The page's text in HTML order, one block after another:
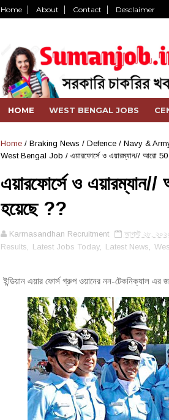
Home About Contact Desclaimer
HOME WEST BENGAL JOBS
Home/ Braking News / Defence / Navy &
West Bengal Job / এয়ারফোর্সে ও এয়ারম্যান// আরো 50
এয়ারফোর্সে ও
হয়েছে ??
Karmasandhan Recruitment আগস্ট ২৮,
Results, Latest Jobs Today, Latest News,
ইন্ডিয়ান এয়ার ফোর্স গ্রুপ ওয়ানের নন-টেকনিক্যাল